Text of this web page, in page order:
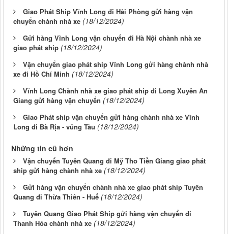
Giao Phát Ship Vĩnh Long đi Hải Phòng gửi hàng vận
chuyển chành nhà xe (18/12/2024)
Gửi hàng Vĩnh Long vận chuyển đi Hà Nội chành nhà xe
giao phát ship (18/12/2024)
Vận chuyển giao phát ship Vĩnh Long gửi hàng chành nhà
xe đi Hồ Chí Minh (18/12/2024)
Vĩnh Long Chành nhà xe giao phát ship đi Long Xuyên An
Giang gửi hàng vận chuyển (18/12/2024)
Giao Phát ship vận chuyển gửi hàng chành nhà xe Vĩnh
Long đi Bà Rịa - vũng Tàu (18/12/2024)
Những tin cũ hơn
Vận chuyển Tuyên Quang đi Mỹ Tho Tiền Giang giao phát
ship gửi hàng chành nhà xe (18/12/2024)
Gửi hàng vận chuyển chành nhà xe giao phát ship Tuyên
Quang đi Thừa Thiên - Huế (18/12/2024)
Tuyên Quang Giao Phát Ship gửi hàng vận chuyển đi
Thanh Hóa chành nhà xe (18/12/2024)